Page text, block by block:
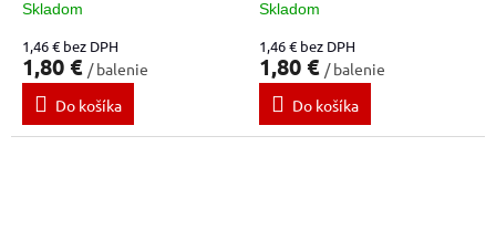
Skladom
1,46 € bez DPH
1,80 € / balenie
Do košíka
Skladom
1,46 € bez DPH
1,80 € / balenie
Do košíka